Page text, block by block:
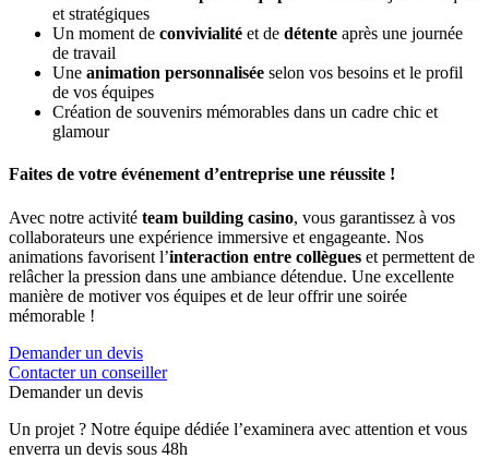
et stratégiques
Un moment de convivialité et de détente après une journée
de travail
Une animation personnalisée selon vos besoins et le profil
de vos équipes
Création de souvenirs mémorables dans un cadre chic et
glamour
Faites de votre événement d’entreprise une réussite !
Avec notre activité team building casino, vous garantissez à vos
collaborateurs une expérience immersive et engageante. Nos
animations favorisent l’interaction entre collègues et permettent de
relâcher la pression dans une ambiance détendue. Une excellente
manière de motiver vos équipes et de leur offrir une soirée
mémorable !
Demander un devis
Contacter un conseiller
Demander un devis
Un projet ? Notre équipe dédiée l’examinera avec attention et vous
enverra un devis sous 48h